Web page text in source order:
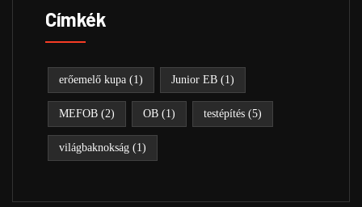
Címkék
erőemelő kupa (1) Junior EB (1)
MEFOB (2) OB (1) testépítés (5)
világbaknokság (1)